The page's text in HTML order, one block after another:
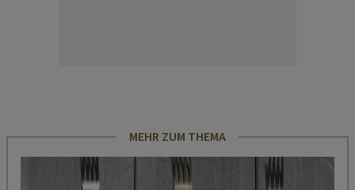
MEHR ZUM THEMA